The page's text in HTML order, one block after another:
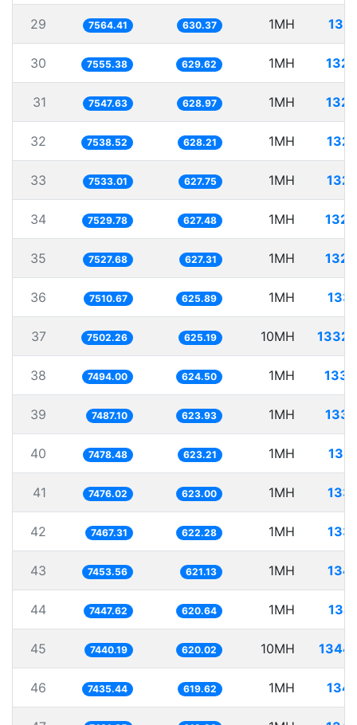
29 7564.41 630.37 1MH
30 7555.38 629.62 1MH
31 7547.63 628.97 1MH
32 7538.52 628.21 1MH
33 7533.01 627.75 1MH
34 7529.78 627.48 1MH
35 7527.68 627.31 1MH
36 7510.67 625.89 1MH
37 7502.26 625.19 10MH
38 7494.00 624.50 1MH
39 7487.10 623.93 1MH
40 7478.48 623.21 1MH
41 7476.02 623.00 1MH
42 7467.31 622.28 1MH
43 7453.56 621.13 1MH
44 7447.62 620.64 1MH
45 7440.19 620.02 10MH
46 7435.44 619.62 1MH